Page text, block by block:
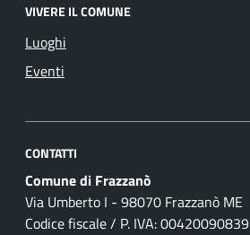
VIVERE IL COMUNE
Luoghi
Eventi
CONTATTI
Comune di Frazzanò
Via Umberto I - 98070 Frazzanò ME
Codice fiscale / P. IVA: 00420090839